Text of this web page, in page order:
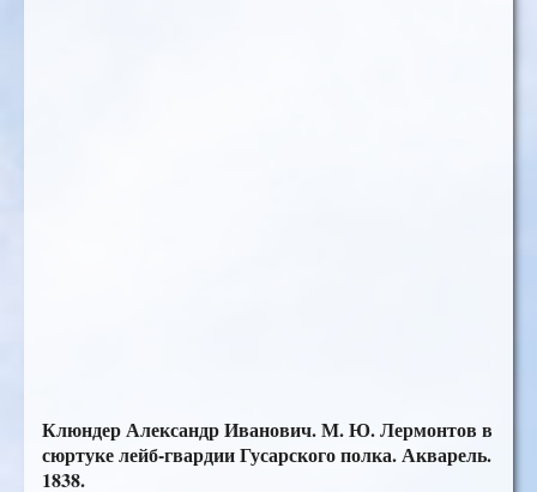
Клюндер Александр Иванович. М. Ю. Лермонтов в
сюртуке лейб-гвардии Гусарского полка. Акварель.
1838.